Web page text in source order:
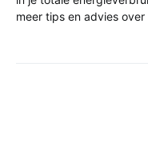
meer tips en advies